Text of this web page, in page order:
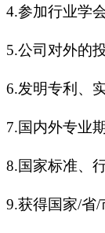
4.参加行业学
5.公司对外的
6.发明专利、
7.国内外专业
8.国家标准、
9.获得国家/省